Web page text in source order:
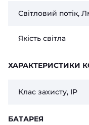
Світловий потік,
Якість світла
ХАРАКТЕРИСТИКИ
Клас захисту, IP
БАТАРЕЯ